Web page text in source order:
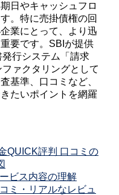
日やキャッシュフロ
。特に売掛債権の回
業にとって、より迅
要です。SBIが提供
行システム「請求
ァクタリングとして
基準、口コミなど、
たいポイントを網羅
QUICK評判 口コミの
ビス内容の理解
ミ・リアルなレビュ